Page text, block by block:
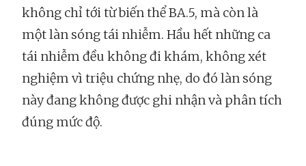
không chỉ tới từ biến thể BA.5, mà còn là
một làn sóng tái nhiễm. Hầu hết những ca
tái nhiễm đều không đi khám, không xét
nghiệm vì triệu chứng nhẹ, do đó làn sóng
này đang không được ghi nhận và phân tích
đúng mức độ.